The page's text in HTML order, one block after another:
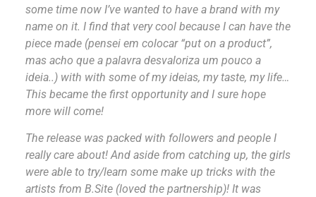
some time now I’ve wanted to have a brand with my
name on it. I find that very cool because I can have the
piece made (pensei em colocar “put on a product”,
mas acho que a palavra desvaloriza um pouco a
ideia..) with with some of my ideias, my taste, my life…
This became the first opportunity and I sure hope
more will come!
The release was packed with followers and people I
really care about! And aside from catching up, the girls
were able to try/learn some make up tricks with the
artists from B.Site (loved the partnership)! It was